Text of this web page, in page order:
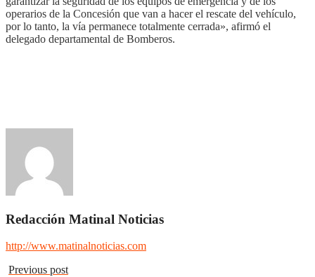
operarios de la Concesión que van a hacer el rescate del vehículo,
por lo tanto, la vía permanece totalmente cerrada», afirmó el
delegado departamental de Bomberos.
Redacción Matinal Noticias
http://www.matinalnoticias.com
Previous post